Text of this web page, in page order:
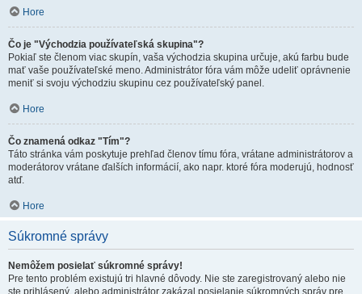
Hore
Čo je "Východzia používateľská skupina"?
Pokiaľ ste členom viac skupín, vaša východzia skupina určuje, akú farbu bude
mať vaše používateľské meno. Administrátor fóra vám môže udeliť oprávnenie
meniť si svoju východziu skupinu cez používateľský panel.
Hore
Čo znamená odkaz "Tím"?
Táto stránka vám poskytuje prehľad členov tímu fóra, vrátane administrátorov a
moderátorov vrátane ďalších informácií, ako napr. ktoré fóra moderujú, hodnosť
atď.
Hore
Súkromné správy
Nemôžem posielať súkromné správy!
Pre tento problém existujú tri hlavné dôvody. Nie ste zaregistrovaný alebo nie
ste prihlásený, alebo administrátor zakázal posielanie súkromných správ pre